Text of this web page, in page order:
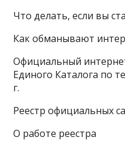
Что делать, если вы
Как обманывают
Официальный
Единого Каталога по
г.
Реестр официальных
О работе реестра